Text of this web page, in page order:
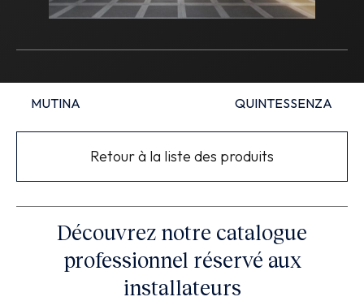
MUTINA QUINTESSENZA
Retour à la liste des produits
Découvrez notre catalogue
professionnel réservé aux
installateurs